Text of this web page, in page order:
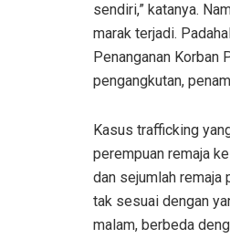
sendiri,” katanya.
marak terjadi.
Penanganan Korban
pengangkutan,
Kasus trafficking
perempuan remaja
dan sejumlah remaja
tak sesuai dengan
malam, berbeda